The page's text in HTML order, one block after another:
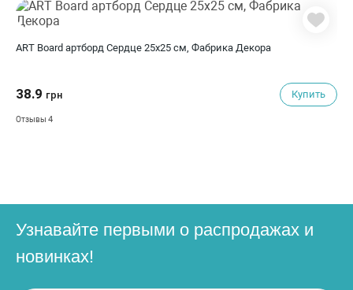
ART Board артборд Сердце 25х25 см, Фабрика Декора
38.9 грн Купить
Отзывы 4
Узнавайте первыми о распродажах и
новинках!